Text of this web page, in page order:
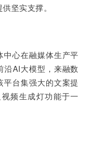
坚实支撑。
心在融媒体生产平
AI大模型，来融数
台集强大的文案提
频生成灯功能于一